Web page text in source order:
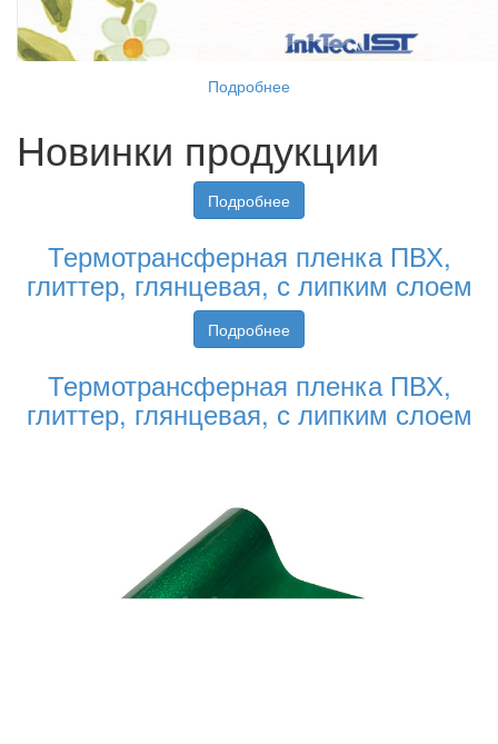
Подробнее
Новинки продукции
Подробнее
Термотрансферная пленка ПВХ,
глиттер, глянцевая, с липким слоем
Подробнее
Термотрансферная пленка ПВХ,
глиттер, глянцевая, с липким слоем